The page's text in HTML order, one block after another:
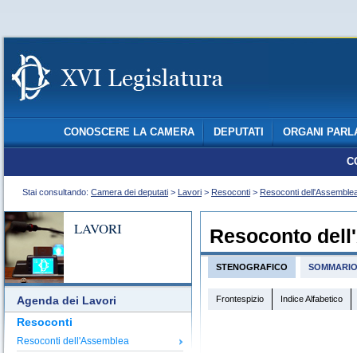
CONOSCERE LA CAMERA DEPUTATI ORGANI
Stai consultando: Camera dei deputati > Lavori > Resoconti > Resoconti
LAVORI
Agenda dei Lavori
Resoconti
Resoconti dell'Assemblea
Resoconto
STENOGRAFICO SOMMARIO
Frontespizio Indice Alfabetico